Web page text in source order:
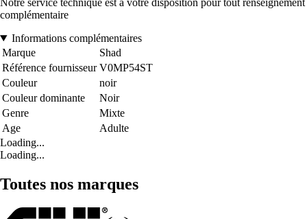
Notre service technique est à votre disposition pour tout renseignement
complémentaire
Informations complémentaires
Marque
Shad
Référence fournisseur V0MP54ST
Couleur
noir
Couleur dominante
Noir
Genre
Mixte
Age
Adulte
Loading...
Loading...
Toutes nos marques